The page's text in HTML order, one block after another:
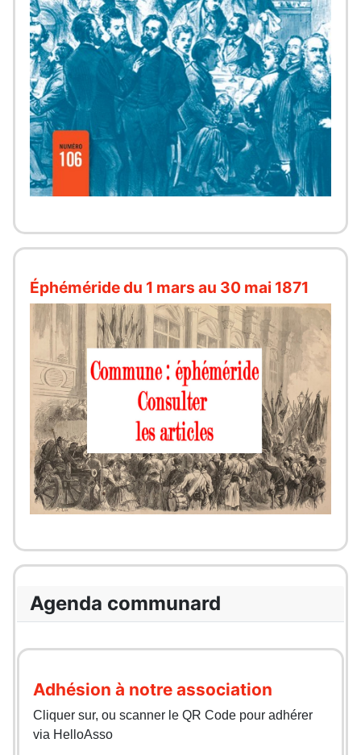
Éphéméride du 1 mars au 30 mai 1871
Agenda communard
Adhésion à notre association
Cliquer sur, ou scanner le QR Code pour adhérer
via HelloAsso